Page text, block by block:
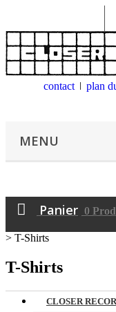
contact plan
MENU
Panier 0
> T-Shirts
T-Shirts
CLOSER